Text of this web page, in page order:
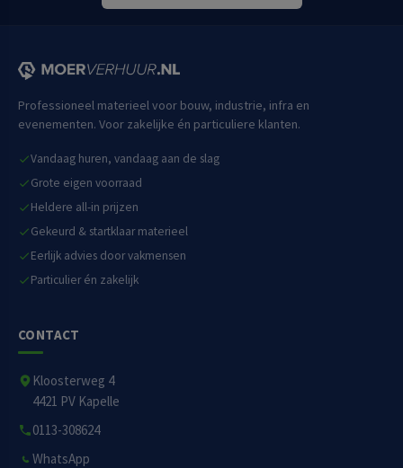
Professioneel materieel voor bouw, industrie, infra en
evenementen. Voor zakelijke én particuliere klanten.
Vandaag huren, vandaag aan de slag
Grote eigen voorraad
Heldere all-in prijzen
Gekeurd & startklaar materieel
Eerlijk advies door vakmensen
Particulier én zakelijk
CONTACT
Kloosterweg 4
4421 PV Kapelle
0113-308624
WhatsApp